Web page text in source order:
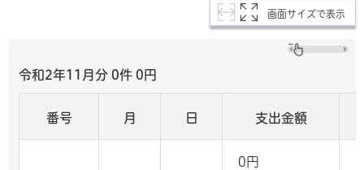
画面サイズで表示
令和2年11月分 0件 0 円
番号 月 日 支出金額
0円